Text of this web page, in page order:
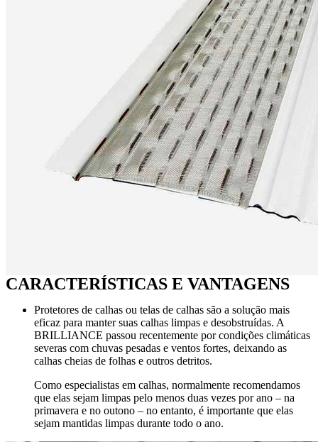
CARACTERÍSTICAS E VANTAGENS
Protetores de calhas ou telas de calhas são a solução mais
eficaz para manter suas calhas limpas e desobstruídas. A
BRILLIANCE passou recentemente por condições climáticas
severas com chuvas pesadas e ventos fortes, deixando as
calhas cheias de folhas e outros detritos.
Como especialistas em calhas, normalmente recomendamos
que elas sejam limpas pelo menos duas vezes por ano – na
primavera e no outono – no entanto, é importante que elas
sejam mantidas limpas durante todo o ano.